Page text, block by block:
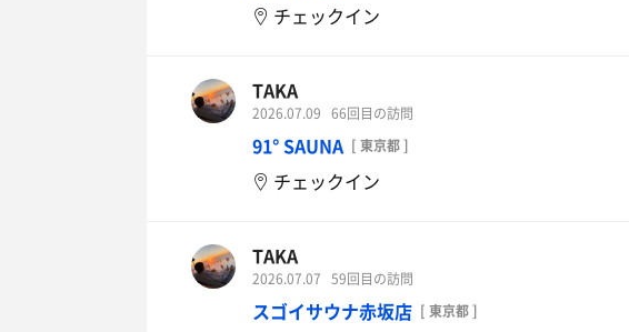
チェックイン
TAKA
2026.07.09 66回目の訪問
91° SAUNA [ 東京都 ]
チェックイン
TAKA
2026.07.07 59回目の訪問
スゴイサウナ赤坂店 [ 東京都 ]